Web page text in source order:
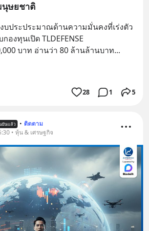
นุษยชาติ
บประประมาณด้านความมั่นคงที่เร่งตัว
องทุนเปิด TLDEFENSE
บาท อ่านว่า 80 ล้านล้านบาท
28 1 5
ยันแล้ว • ติดตาม
• หุ้น & เศรษฐกิจ